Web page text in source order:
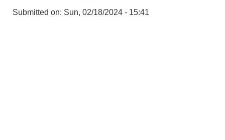
Submitted on: Sun, 02/18/2024 - 15:41